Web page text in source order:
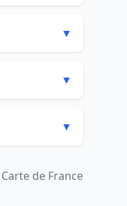
▼
▼
▼
Carte de France